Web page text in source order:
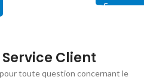
Service Client
toute question concernant le